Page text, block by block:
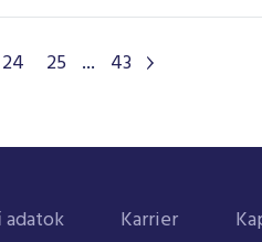
24 25 ... 43
Karrier